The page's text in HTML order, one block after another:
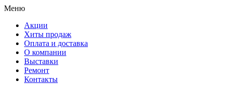
Меню
Акции
Хиты продаж
Оплата и доставка
О компании
Выставки
Ремонт
Контакты